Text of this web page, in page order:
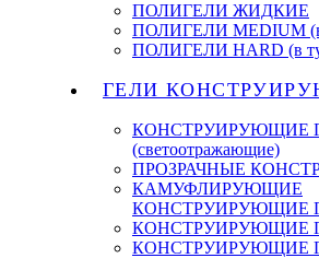
ПОЛИГЕЛИ ЖИДКИЕ
ПОЛИГЕЛИ MEDIUM (в
ПОЛИГЕЛИ HARD (в
ГЕЛИ
КОНСТРУИРУЮЩИЕ
(светоотражающие)
ПРОЗРАЧНЫЕ
КАМУФЛИРУЮЩИЕ
КОНСТРУИРУЮЩИЕ
КОНСТРУИРУЮЩИЕ
КОНСТРУИРУЮЩИЕ